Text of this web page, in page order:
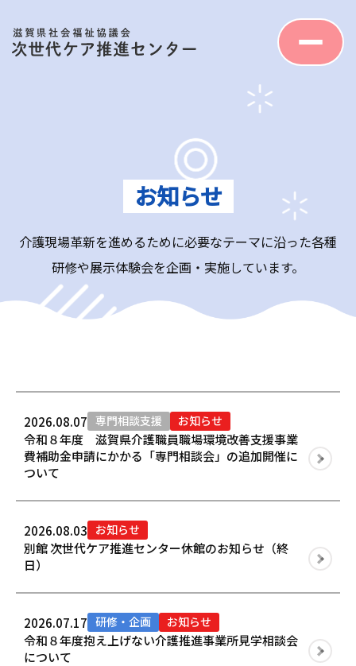
お知らせ
介護現場革新を進めるために必要なテーマに沿った各種
研修や展示体験会を企画・実施しています。
2026.08.07 専門相談支援 お知らせ
令和８年度 滋賀県介護職員職場環境改善支援事業
費補助金申請にかかる「専門相談会」の追加開催に
ついて
2026.08.03 お知らせ
別館 次世代ケア推進センター休館のお知らせ（終
日）
2026.07.17 研修・企画 お知らせ
令和８年度抱え上げない介護推進事業所見学相談会
について